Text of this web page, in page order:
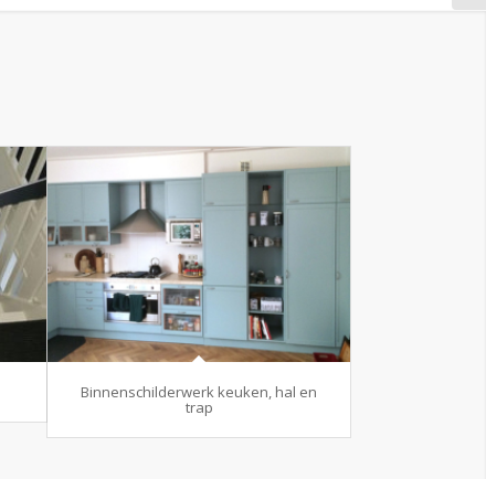
Binnenschilderwerk keuken, hal en
trap